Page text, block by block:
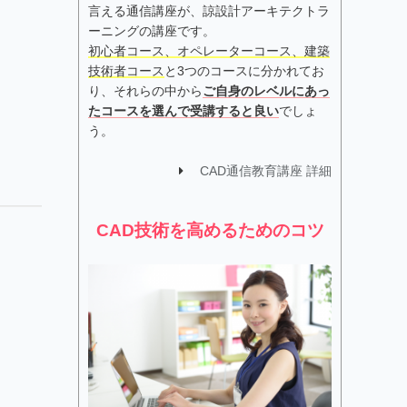
言える通信講座が、諒設計アーキテクトラ
ーニングの講座です。
初心者コース、オペレーターコース、建築
技術者コース と3つのコースに分かれてお
り、それらの中からご自身のレベルにあっ
たコースを選んで受講すると良いでしょ
う。
CAD通信教育講座 詳細
CAD技術を高めるためのコツ